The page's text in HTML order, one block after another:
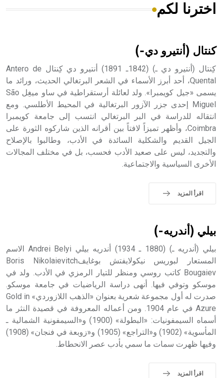
هل تعلم أن الأبسيد كلمة فرنسية اللفظ تم اعتمادها مصطلحاً
- هل تعلم أن أبجر Abgar اسم معروف جيداً يعود إلى عدد من
الملوك الذين حكموا مدينة إديسا (الرها) من أبجر الأول وحتى
التاسع، وهم ينتسبون إلى أسرة أوسروين
حيث تقتصر القيمة الصوتية للعلامة الك
اخترنا لكم
كنتال (أنتيرو دي-)
كِنتال (أنتيرو دي ـ) (1842ـ 1891) أنتيرو دي كِنتال Antero de
Quental، أحد أبرز الأسماء في الشعر البرتغالي الحديث، ورائد ما
يسمى «جيل كويمبرا». ولد لعائلة أرستقراطية في ساو ميغِل São
Miguel إحدى جزر الآزور البرتغالية في المحيط الأطلسي. ومع
انتقاله للدراسة في البر البرتغالي انتسب إلى جامعة كويمبرا
Coimbra، وأظهر تميزاً لافتاً بين أقرانه الذين شاركوه الثورة على
الجيل القديم والشكلية السائدة في الأدب، وطالبوا بالإصلاح
والتجديد، ليس على صعيد الأدب فحسب، بل في مختلف المجالات
الأخرى السياسية والاجتماعية.
اقرأ المزيد
بيلي (أندريه-)
بيلي (أندريه ـ) (1880 ـ 1934) أندريه بيلي Andrei Belyi الاسم
المستعار لبوريس نيكولايفتش بوغايفBoris Nikolaievitch
Bougaiev كاتب روسي ومنظر للتيار الرمزي في الأدب. ولد في
موسكو وتوفي فيها. أنهى دراسة الرياضيات في جامعة موسكو.
صدرت له أول مجموعة شعرية بعنوان «الذهب اللازوردي» Gold in
Azure في عام 1904. ومن أعماله المعروفة في قصيدة النثر ما
أسماه السيمفونيات: «البطولة» (1900) و«السيمفونية الشمالية ـ
المأسوية» (1902) و«التراجع» (1905) و«زوبعة في فنجان» (1908)
وفيها ظهرت سمات ما سمي بأدب عصر الانحطاط.
اقرأ المزيد